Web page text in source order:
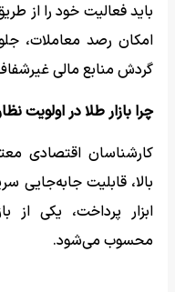
باید فعالیت خود را از
امکان رصد معاملات،
گردش منابع مالی
چرا بازار طلا در اولویت
کارشناسان اقتصادی
بالا، قابلیت جابه‌جایی
ابزار پرداخت، یکی از
محسوب می‌شود.